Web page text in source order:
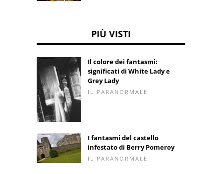
PIÙ VISTI
Il colore dei fantasmi:
significati di White Lady e
Grey Lady
IL PARANORMALE
I fantasmi del castello
infestato di Berry Pomeroy
IL PARANORMALE